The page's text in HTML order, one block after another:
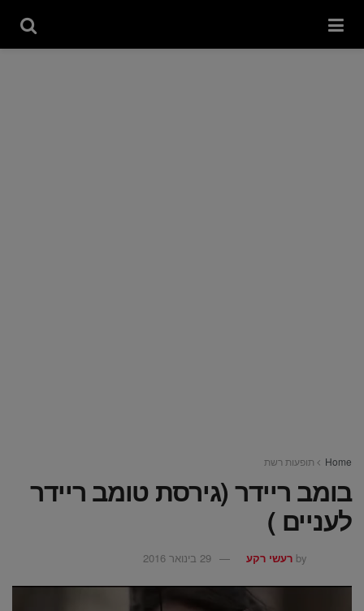
Home תופעות רשת
בומב ריידר (גירסת טומב ריידר
לעניים )
by רעשי רקע 29 בינואר 2016